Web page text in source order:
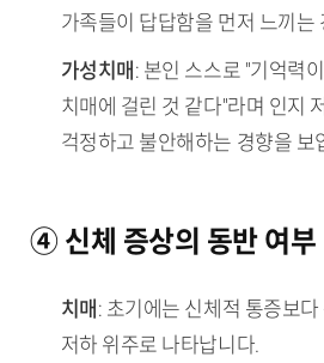
가족들이 답답함을 먼저 느끼는
가성치매 : 본인 스스로 "기억력
치매에 걸린 것 같다"라며 인지
걱정하고 불안해하는 경향을 보
④ 신체 증상의 동반 여부
치매 : 초기에는 신체적 통증보
저하 위주로 나타납니다.